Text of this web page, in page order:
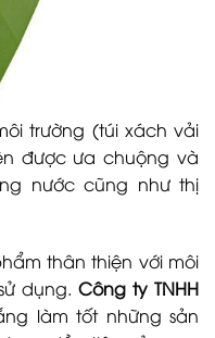
trường (túi xách vải
được ưa chuộng và
nước cũng như thị
thân thiện với môi
dụng.Công ty TNHH
làm tốt những sản